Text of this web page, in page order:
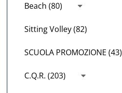
Beach (80)
Sitting Volley (82)
SCUOLA PROMOZIONE (43)
C.Q.R. (203)